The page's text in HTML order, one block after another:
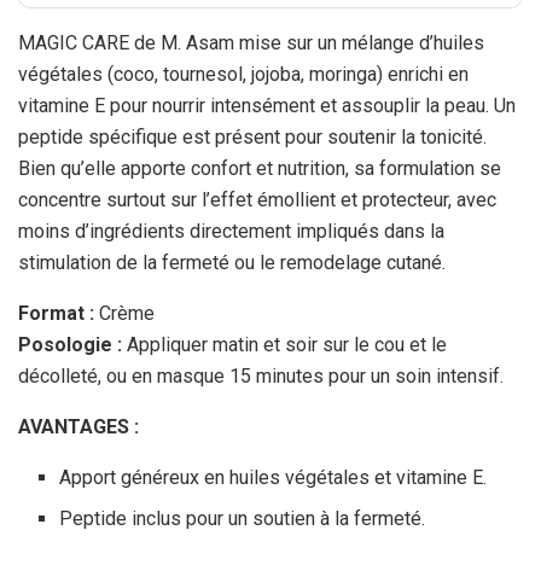
MAGIC CARE de M. Asam mise sur un mélange d’huiles
végétales (coco, tournesol, jojoba, moringa) enrichi en
vitamine E pour nourrir intensément et assouplir la peau. Un
peptide spécifique est présent pour soutenir la tonicité.
Bien qu’elle apporte confort et nutrition, sa formulation se
concentre surtout sur l’effet émollient et protecteur, avec
moins d’ingrédients directement impliqués dans la
stimulation de la fermeté ou le remodelage cutané.
Format : Crème
Posologie : Appliquer matin et soir sur le cou et le
décolleté, ou en masque 15 minutes pour un soin intensif.
AVANTAGES :
Apport généreux en huiles végétales et vitamine E.
Peptide inclus pour un soutien à la fermeté.